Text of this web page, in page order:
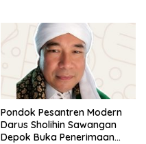
Pondok Pesantren Modern
Darus Sholihin Sawangan
Depok Buka Penerimaan